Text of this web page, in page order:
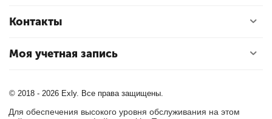
Контакты
Моя учетная запись
© 2018 - 2026 Exly. Все права защищены.
Для обеспечения высокого уровня обслуживания на этом